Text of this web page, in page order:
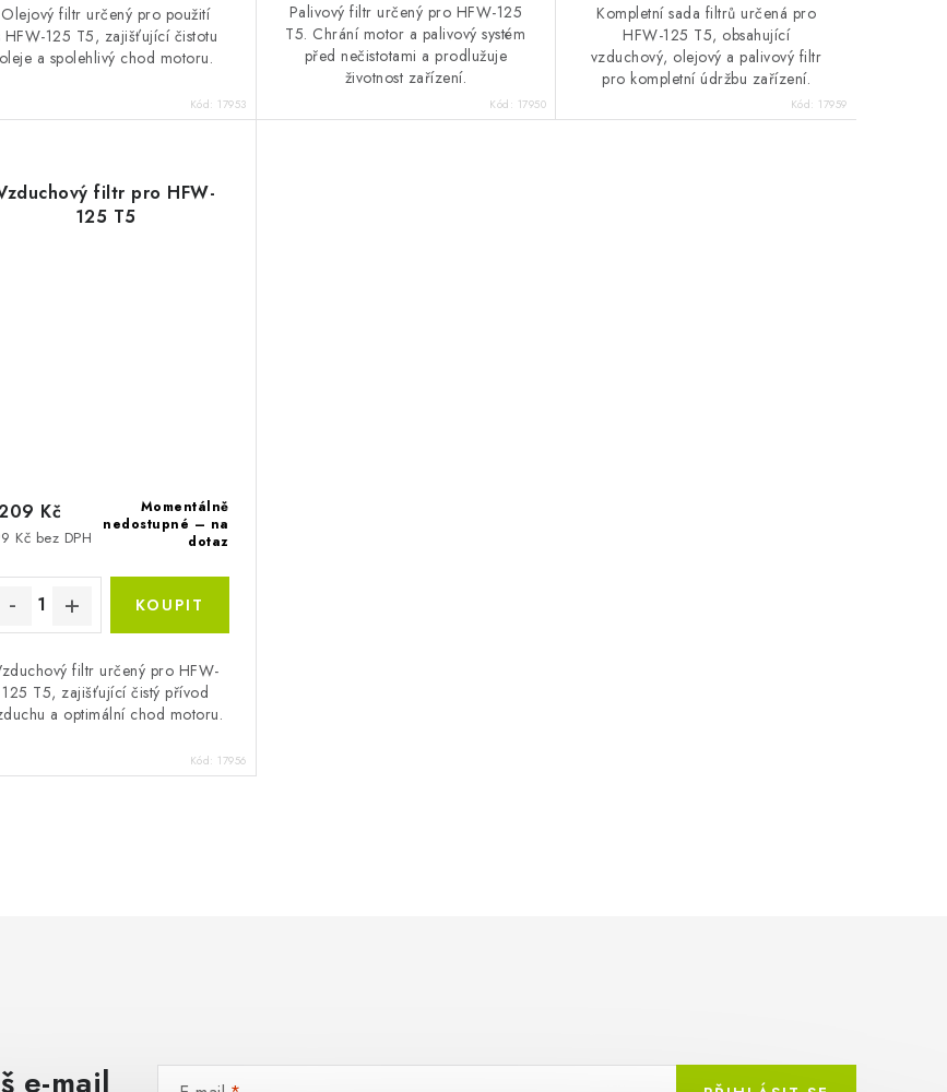
Olejový filtr určený pro použití
HFW-125 T5, zajišťující čistotu
oleje a spolehlivý chod motoru.
Kód: 17953
Palivový filtr určený pro HFW-125
T5. Chrání motor a palivový systém
před nečistotami a prodlužuje
životnost zařízení.
Kód: 17950
Kompletní sada filtrů určená pro
HFW-125 T5, obsahující
vzduchový, olejový a palivový filtr
pro kompletní údržbu zařízení.
Kód: 17959
filtr pro HFW-
125 T5
Momentálně
nedostupné – na
dotaz
Kč bez DPH
Kč
filtr určený pro HFW-
125 T5, zajišťující čistý přívod
a optimální chod motoru.
Kód: 17956
e-mail